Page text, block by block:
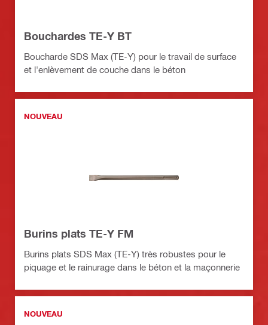
Bouchardes TE-Y BT
Boucharde SDS Max (TE-Y) pour le travail de surface
et l'enlèvement de couche dans le béton
NOUVEAU
Burins plats TE-Y FM
Burins plats SDS Max (TE-Y) très robustes pour le
piquage et le rainurage dans le béton et la maçonnerie
NOUVEAU